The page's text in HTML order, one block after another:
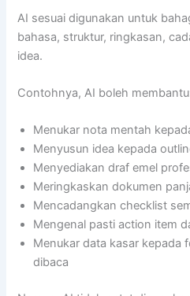
AI sesuai digunakan untuk
bahasa, struktur, ringkasan,
idea.
Contohnya, AI boleh
Menukar nota mentah
Menyusun idea kepada
Menyediakan draf emel
Meringkaskan dokumen
Mencadangkan checklist
Mengenal pasti action item
Menukar data kasar kepada
dibaca